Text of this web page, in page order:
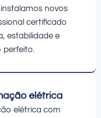
novos
certificado
estabilidade e
elétrica
elétrica com